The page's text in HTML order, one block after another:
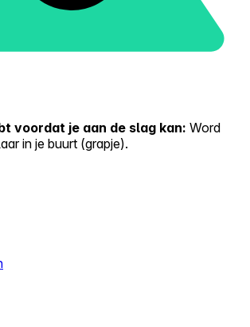
voordat je aan de slag kan: Word
in je buurt (grapje).